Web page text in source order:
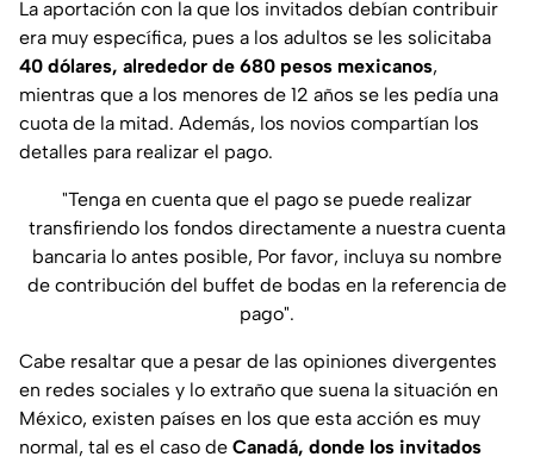
La aportación con la que los invitados debían contribuir
era muy específica, pues a los adultos se les solicitaba
40 dólares, alrededor de 680 pesos mexicanos,
mientras que a los menores de 12 años se les pedía una
cuota de la mitad. Además, los novios compartían los
detalles para realizar el pago.
"Tenga en cuenta que el pago se puede realizar
transfiriendo los fondos directamente a nuestra cuenta
bancaria lo antes posible, Por favor, incluya su nombre
de contribución del buffet de bodas en la referencia de
pago".
Cabe resaltar que a pesar de las opiniones divergentes
en redes sociales y lo extraño que suena la situación en
México, existen países en los que esta acción es muy
normal, tal es el caso de Canadá, donde los invitados